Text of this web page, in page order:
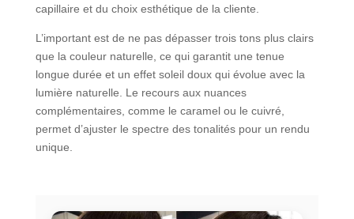
capillaire et du choix esthétique de la cliente.
L’important est de ne pas dépasser trois tons plus clairs
que la couleur naturelle, ce qui garantit une tenue
longue durée et un effet soleil doux qui évolue avec la
lumière naturelle. Le recours aux nuances
complémentaires, comme le caramel ou le cuivré,
permet d’ajuster le spectre des tonalités pour un rendu
unique.